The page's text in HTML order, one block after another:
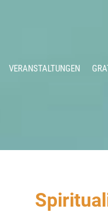
VERANSTALTUNGEN